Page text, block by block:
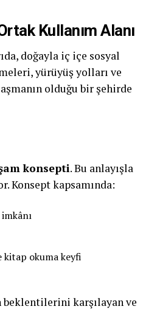
Kullanım Alanı
doğayla iç içe sosyal
yürüyüş yolları ve
olduğu bir şehirde
konsepti. Bu anlayışla
Konsept kapsamında:
kitap okuma keyfi
beklentilerini karşılayan ve